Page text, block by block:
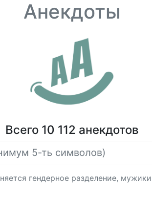
Анекдоты
Всего 10 112 анекдотов
гендерное разделение,